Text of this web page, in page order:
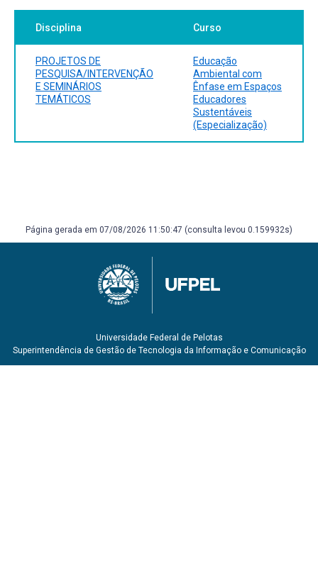
Disciplina Curso
PROJETOS DE
PESQUISA/INTERVENÇÃO
E SEMINÁRIOS
TEMÁTICOS
Educação
Ambiental com
Ênfase em Espaços
Educadores
Sustentáveis
(Especialização)
Página gerada em 07/08/2026 11:50:47 (consulta levou 0.159932s)
Universidade Federal de Pelotas
Superintendência de Gestão de Tecnologia da Informação e Comunicação